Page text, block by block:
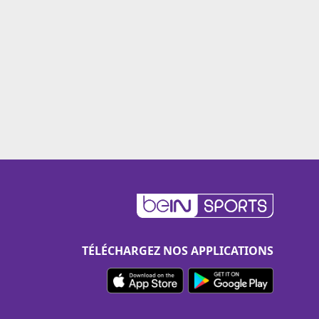
TÉLÉCHARGEZ NOS APPLICATIONS